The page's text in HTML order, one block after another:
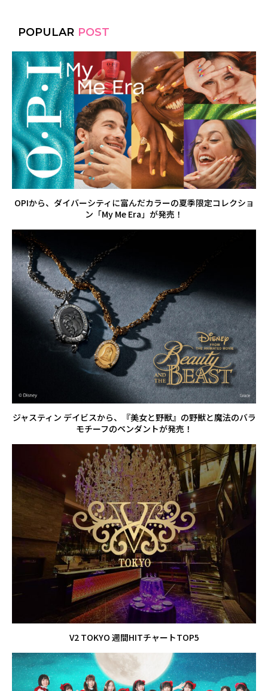
POPULAR POST
OPIから、ダイバーシティに富んだカラーの夏季限定コレクショ
ン「My Me Era」が発売！
ジャスティン デイビスから、『美女と野獣』の野獣と魔法のバラ
モチーフのペンダントが発売！
V2 TOKYO 週間HITチャートTOP5